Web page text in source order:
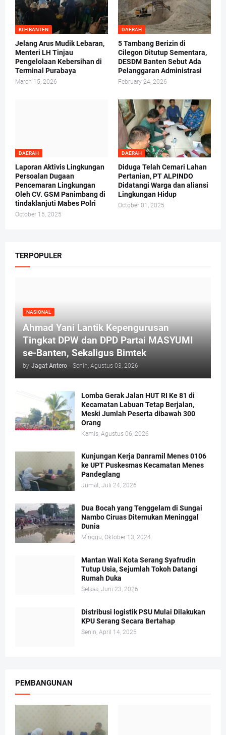
KLH BANTEN
Jelang Arus Mudik Lebaran,
Menteri LH Tinjau
Pengelolaan Kebersihan di
Terminal Purabaya
March 15, 2026
DAERAH
5 Tambang Berizin di
Cilegon Ditutup Sementara,
DESDM Banten Sebut Ada
Pelanggaran Administrasi
February 24, 2026
DAERAH
Laporan Aktivis Lingkungan
Persoalan Dugaan
Pencemaran Lingkungan
Oleh CV. GSM Panimbang di
tindaklanjuti Mabes Polri
October 15, 2025
DAERAH
Diduga Telah Cemari Lahan
Pertanian, PT ALPINDO
Didatangi Warga dan aliansi
Lingkungan Hidup
October 01, 2025
TERPOPULER
NASIONAL
Ahmad Yani Lantik Kepengurusan
Tingkat DPW dan DPD Partai MASYUMI
se-Banten, Sekaligus Bimtek
by Jagat Antero - Senin, Agustus 03, 2026
Lomba Gerak Jalan HUT RI Ke 81 di
Kecamatan Labuan Tetap Berjalan,
Meski Jumlah Peserta dibawah 300
Orang
Kamis, Agustus 06, 2026
Kunjungan Kerja Danramil Menes 0106
ke UPT Puskesmas Kecamatan Menes
Pandeglang
Jumat, Juli 24, 2026
Dua Bocah yang Tenggelam di Sungai
Nambo Ciruas Ditemukan Meninggal
Dunia
Minggu, Oktober 13, 2024
Mantan Wali Kota Serang Syafrudin
Tutup Usia, Sejumlah Tokoh Datangi
Rumah Duka
Selasa, Juni 23, 2026
Distribusi logistik PSU Mulai Dilakukan
KPU Serang Secara Bertahap
Senin, April 14, 2025
PEMBANGUNAN